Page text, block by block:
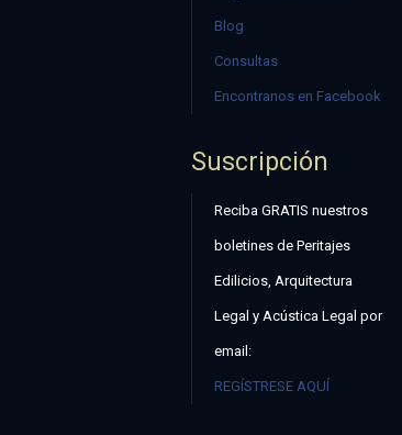
Blog
Consultas
Encontranos en Facebook
Suscripción
Reciba GRATIS nuestros
boletines de Peritajes
Edilicios, Arquitectura
Legal y Acústica Legal por
email:
REGÍSTRESE AQUÍ